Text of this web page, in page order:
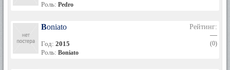
Роль: Pedro
Boniato
Год: 2015
Роль: Boniato
Рейтинг:
—
(0)